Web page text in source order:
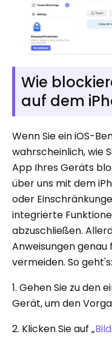
Wie
auf dem
Wenn Sie ein iOS-
wahrscheinlich, wie
App Ihres Geräts
über uns mit dem
oder
integrierte
abzuschließen.
Anweisungen genau
vermeiden. So geht's:
1. Gehen Sie zu den
Gerät, um den
2. Klicken Sie auf „